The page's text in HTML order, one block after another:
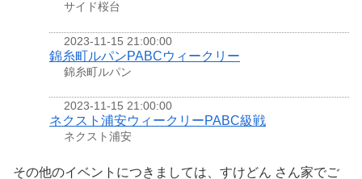
サイド桜台
2023-11-15 21:00:00
錦糸町ルパンPABCウィークリー
錦糸町ルパン
2023-11-15 21:00:00
ネクスト浦安ウィークリーPABC級戦
ネクスト浦安
その他のイベントにつきましては、すけどん さん家でご